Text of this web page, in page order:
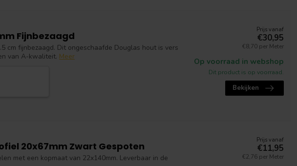
Fijnbezaagd
cm fijnbezaagd. Dit ongeschaafde Douglas hout is vers
van A-kwaliteit. Meer
Prijs vanaf
€30,95
€8,70 per Meter
Op voorraad in webshop
Dit product is op voorraad.
Bekijken
20x67mm Zwart Gespoten
met een kopmaat van 22x140mm. Leverbaar in de
Prijs vanaf
€11,95
€2,76 per Meter